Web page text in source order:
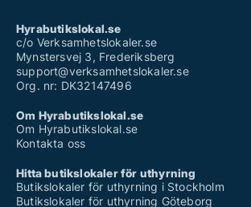
Hyrabutikslokal.se
c/o Verksamhetslokaler.se
Mynstersvej 3, Frederiksberg
support@verksamhetslokaler.se
Org. nr: DK32147496
Om Hyrabutikslokal.se
Om Hyrabutikslokal.se
Kontakta oss
Hitta butikslokaler för uthyrning
Butikslokaler för uthyrning i Stockholm
Butikslokaler för uthyrning Göteborg